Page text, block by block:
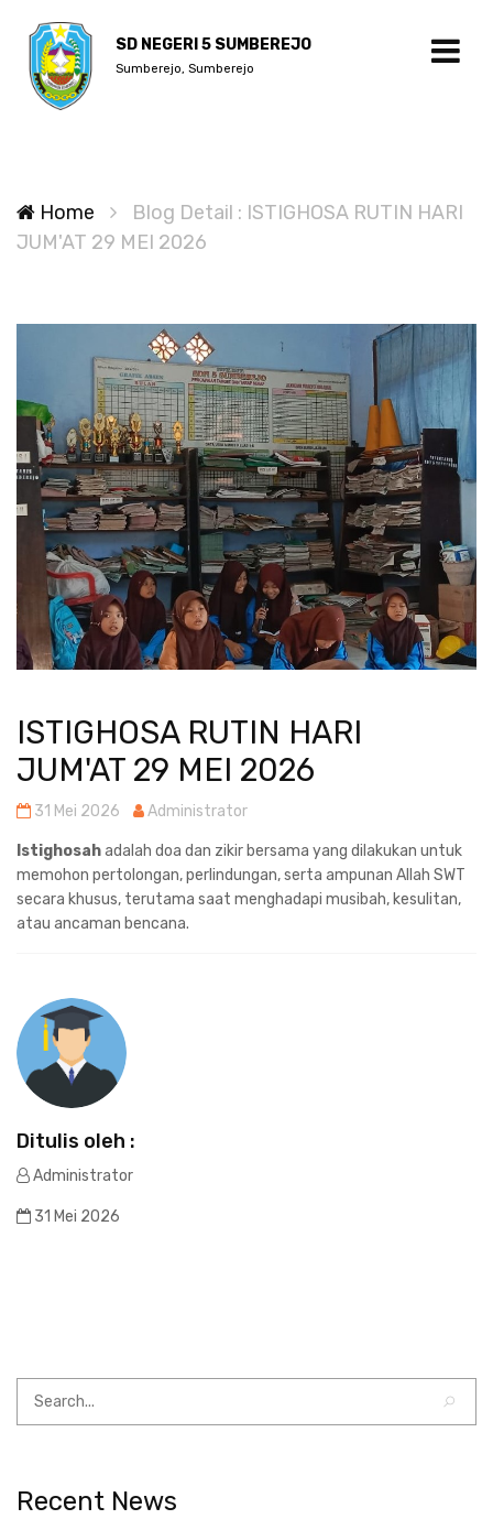
SD NEGERI 5 SUMBEREJO
Sumberejo, Sumberejo
Home
Blog Detail : ISTIGHOSA RUTIN HARI
JUM'AT 29 MEI 2026
ISTIGHOSA RUTIN HARI
JUM'AT 29 MEI 2026
31 Mei 2026 Administrator
Istighosahadalah doa dan zikir bersama yang dilakukan untuk
memohon pertolongan, perlindungan, serta ampunan Allah SWT
secara khusus, terutama saat menghadapi musibah, kesulitan,
atau ancaman bencana.
Ditulis oleh :
Administrator
31 Mei 2026
Recent News